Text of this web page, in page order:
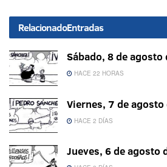
RelacionadoEntradas
Sábado, 8 de agosto
HACE 22 HORAS
Viernes, 7 de
HACE 2 DÍAS
Jueves, 6 de agosto